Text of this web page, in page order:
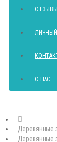
ОТЗЫВЫ
ЛИЧНЫЙ
О НАС
Деревянные
Деревянные